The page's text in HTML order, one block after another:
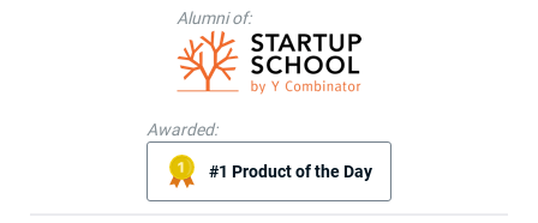
Alumni of:
Awarded:
#1 Product of the Day